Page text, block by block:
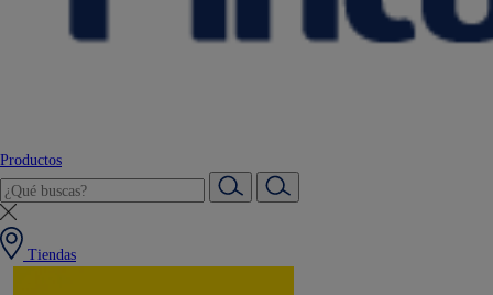
Productos
Tiendas